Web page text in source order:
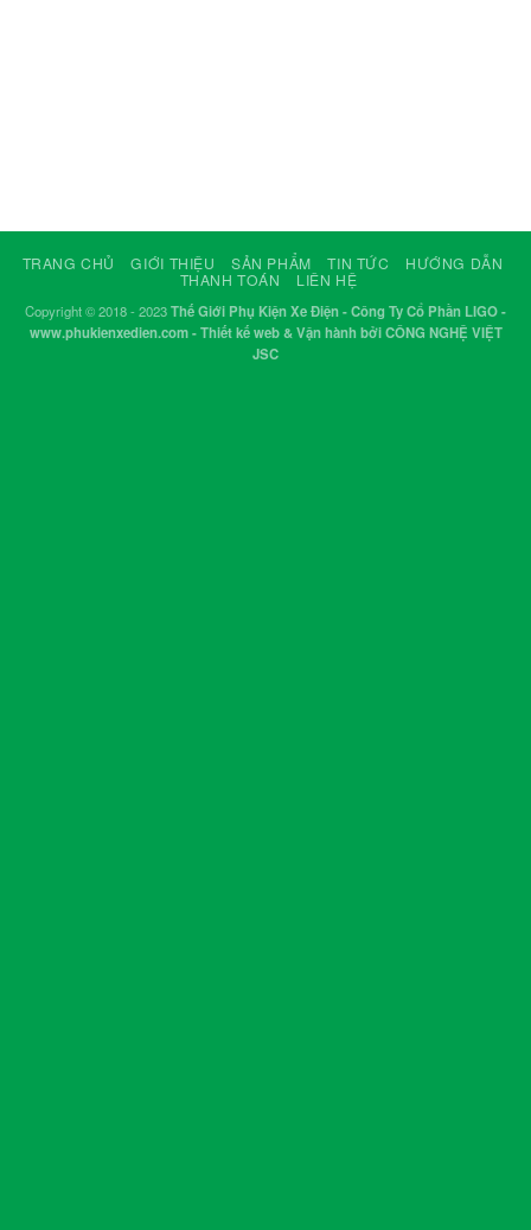
TRANG CHỦ GIỚI THIỆU SẢN PHẨM TIN TỨC
HƯỚNG DẪN
THANH TOÁN
LIÊN HỆ
Copyright © 2018 - 2023Thế Giới Phụ Kiện Xe Điện - Công Ty Cổ Phần LIGO -
www.phukienxedien.com - Thiết kế web & Vận hành bởi CÔNG NGHỆ VIỆT
JSC